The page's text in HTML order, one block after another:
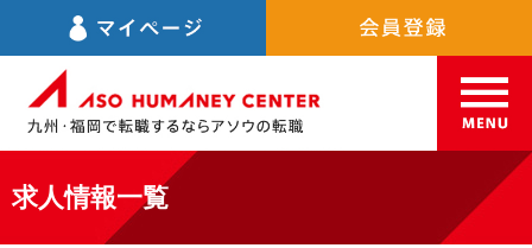
求人情報一覧